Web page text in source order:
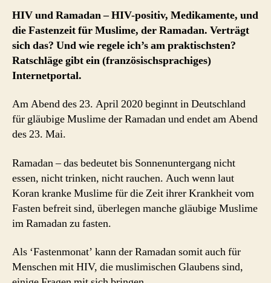
HIV und Ramadan – HIV-positiv, Medikamente, und
die Fastenzeit für Muslime, der Ramadan. Verträgt
sich das? Und wie regele ich’s am praktischsten?
Ratschläge gibt ein (französischsprachiges)
Internetportal.
Am Abend des 23. April 2020 beginnt in Deutschland
für gläubige Muslime der Ramadan und endet am Abend
des 23. Mai.
Ramadan – das bedeutet bis Sonnenuntergang nicht
essen, nicht trinken, nicht rauchen. Auch wenn laut
Koran kranke Muslime für die Zeit ihrer Krankheit vom
Fasten befreit sind, überlegen manche gläubige Muslime
im Ramadan zu fasten.
Als ‘Fastenmonat’ kann der Ramadan somit auch für
Menschen mit HIV, die muslimischen Glaubens sind,